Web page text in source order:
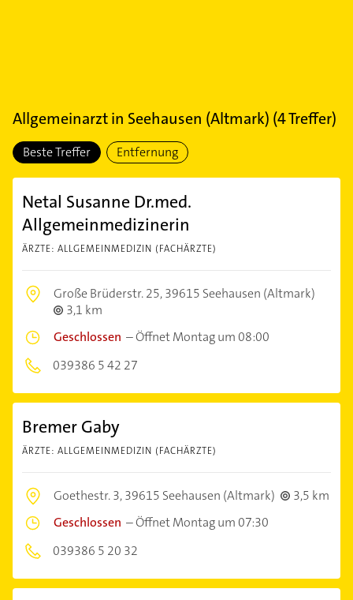
Allgemeinarztin Seehausen (Altmark) (4Treffer)
Beste Treffer Entfernung
Netal Susanne Dr.med.
Allgemeinmedizinerin
ÄRZTE: ALLGEMEINMEDIZIN (FACHÄRZTE)
Große Brüderstr. 25,39615 Seehausen (Altmark)
3,1 km
Geschlossen –Öffnet Montag um 08:00
039386 5 42 27
Bremer Gaby
ÄRZTE: ALLGEMEINMEDIZIN (FACHÄRZTE)
Goethestr. 3,39615 Seehausen (Altmark)
3,5 km
Geschlossen –Öffnet Montag um 07:30
039386 5 20 32